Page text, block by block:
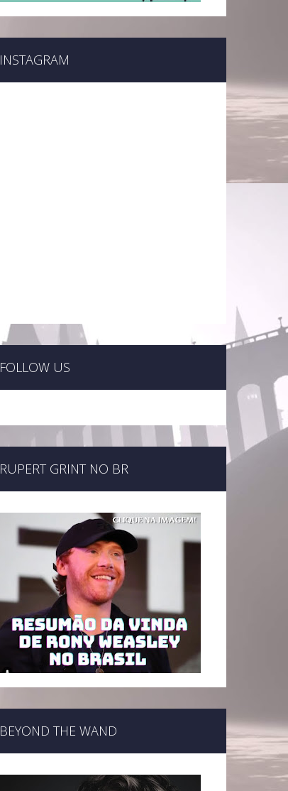
INSTAGRAM
FOLLOW US
RUPERT GRINT NO BR
BEYOND THE WAND